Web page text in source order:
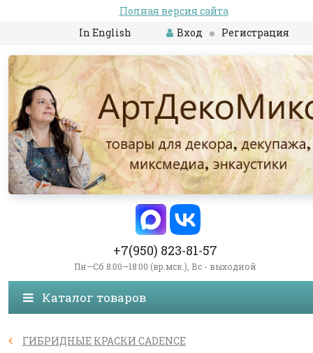
Полная версия сайта
In English
Вход Регистрация
+7(950) 823-81-57
Пн—Сб 8:00—18:00 (вр.мск.), Вс - выходной
Каталог товаров
ГИБРИДНЫЕ КРАСКИ CADENCE